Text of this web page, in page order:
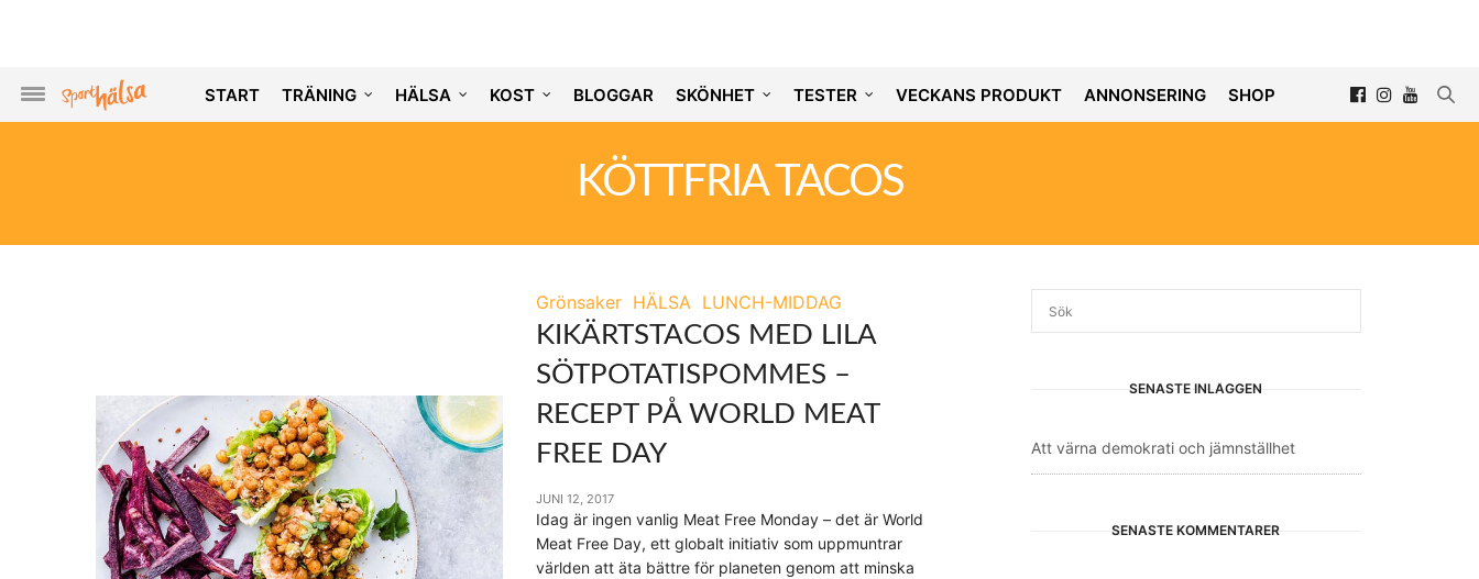
START TRÄNING HÄLSA KOST BLOGGAR SKÖNHET TESTER VECKANS PRODUKT ANNONSERING SHOP
KÖTTFRIA TACOS
Grönsaker HÄLSA LUNCH-MIDDAG
KIKÄRTSTACOS MED LILA
SÖTPOTATISPOMMES –
RECEPT PÅ WORLD MEAT
FREE DAY
JUNI 12, 2017
Idag är ingen vanlig Meat Free Monday – det är World
Meat Free Day, ett globalt initiativ som uppmuntrar
världen att äta bättre för planeten genom att minska
SENASTE INLÄGGEN
Att värna demokrati och jämnställhet
SENASTE KOMMENTARER